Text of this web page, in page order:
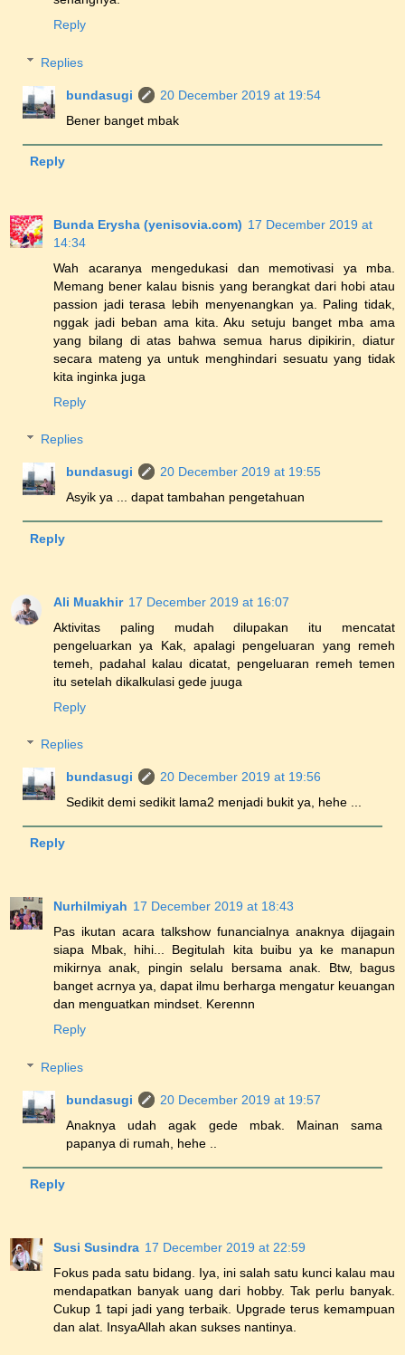
Reply
Replies
bundasugi
20 December 2019 at 19:54
Bener banget mbak
Reply
Bunda Erysha (yenisovia.com) 17 December 2019 at
14:34
Wah acaranya mengedukasi dan memotivasi ya mba.
Memang bener kalau bisnis yang berangkat dari hobi atau
passion jadi terasa lebih menyenangkan ya. Paling tidak,
nggak jadi beban ama kita. Aku setuju banget mba ama
yang bilang di atas bahwa semua harus dipikirin, diatur
secara mateng ya untuk menghindari sesuatu yang tidak
kita inginka juga
Reply
Replies
bundasugi
20 December 2019 at 19:55
Asyik ya ... dapat tambahan pengetahuan
Reply
Ali Muakhir 17 December 2019 at 16:07
Aktivitas paling mudah dilupakan itu mencatat
pengeluarkan ya Kak, apalagi pengeluaran yang remeh
temeh, padahal kalau dicatat, pengeluaran remeh temen
itu setelah dikalkulasi gede juuga
Reply
Replies
bundasugi
20 December 2019 at 19:56
Sedikit demi sedikit lama2 menjadi bukit ya, hehe ...
Reply
Nurhilmiyah 17 December 2019 at 18:43
Pas ikutan acara talkshow funancialnya anaknya dijagain
siapa Mbak, hihi... Begitulah kita buibu ya ke manapun
mikirnya anak, pingin selalu bersama anak. Btw, bagus
banget acrnya ya, dapat ilmu berharga mengatur keuangan
dan menguatkan mindset. Kerennn
Reply
Replies
bundasugi
20 December 2019 at 19:57
Anaknya udah agak gede mbak. Mainan sama
papanya di rumah, hehe ..
Reply
Susi Susindra 17 December 2019 at 22:59
Fokus pada satu bidang. Iya, ini salah satu kunci kalau mau
mendapatkan banyak uang dari hobby. Tak perlu banyak.
Cukup 1 tapi jadi yang terbaik. Upgrade terus kemampuan
dan alat. InsyaAllah akan sukses nantinya.